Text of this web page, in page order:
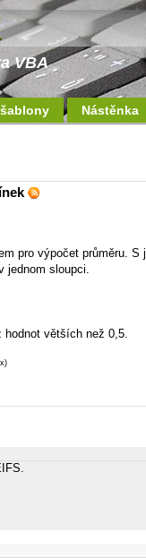
VBA
Nástěnka
pro výpočet průměru.
jednom sloupci.
hodnot větších než 0,5.